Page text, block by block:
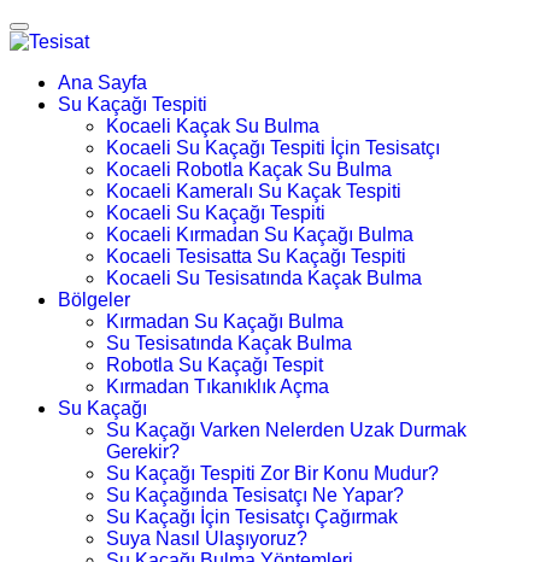
Ana Sayfa
Su Kaçağı Tespiti
Kocaeli Kaçak Su Bulma
Kocaeli Su Kaçağı Tespiti İçin Tesisatçı
Kocaeli Robotla Kaçak Su Bulma
Kocaeli Kameralı Su Kaçak Tespiti
Kocaeli Su Kaçağı Tespiti
Kocaeli Kırmadan Su Kaçağı Bulma
Kocaeli Tesisatta Su Kaçağı Tespiti
Kocaeli Su Tesisatında Kaçak Bulma
Bölgeler
Kırmadan Su Kaçağı Bulma
Su Tesisatında Kaçak Bulma
Robotla Su Kaçağı Tespit
Kırmadan Tıkanıklık Açma
Su Kaçağı
Su Kaçağı Varken Nelerden Uzak Durmak
Gerekir?
Su Kaçağı Tespiti Zor Bir Konu Mudur?
Su Kaçağında Tesisatçı Ne Yapar?
Su Kaçağı İçin Tesisatçı Çağırmak
Suya Nasıl Ulaşıyoruz?